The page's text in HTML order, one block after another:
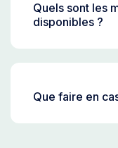
Quels sont les
disponibles ?
Que faire en